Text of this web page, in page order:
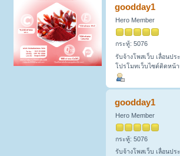
goodday1
Hero Member
กระทู้: 5076
รับจ้างโพสเว็บ เลื่อนปร
โปรโมทเว็บไซต์ติดหน้
goodday1
Hero Member
กระทู้: 5076
รับจ้างโพสเว็บ เลื่อนปร